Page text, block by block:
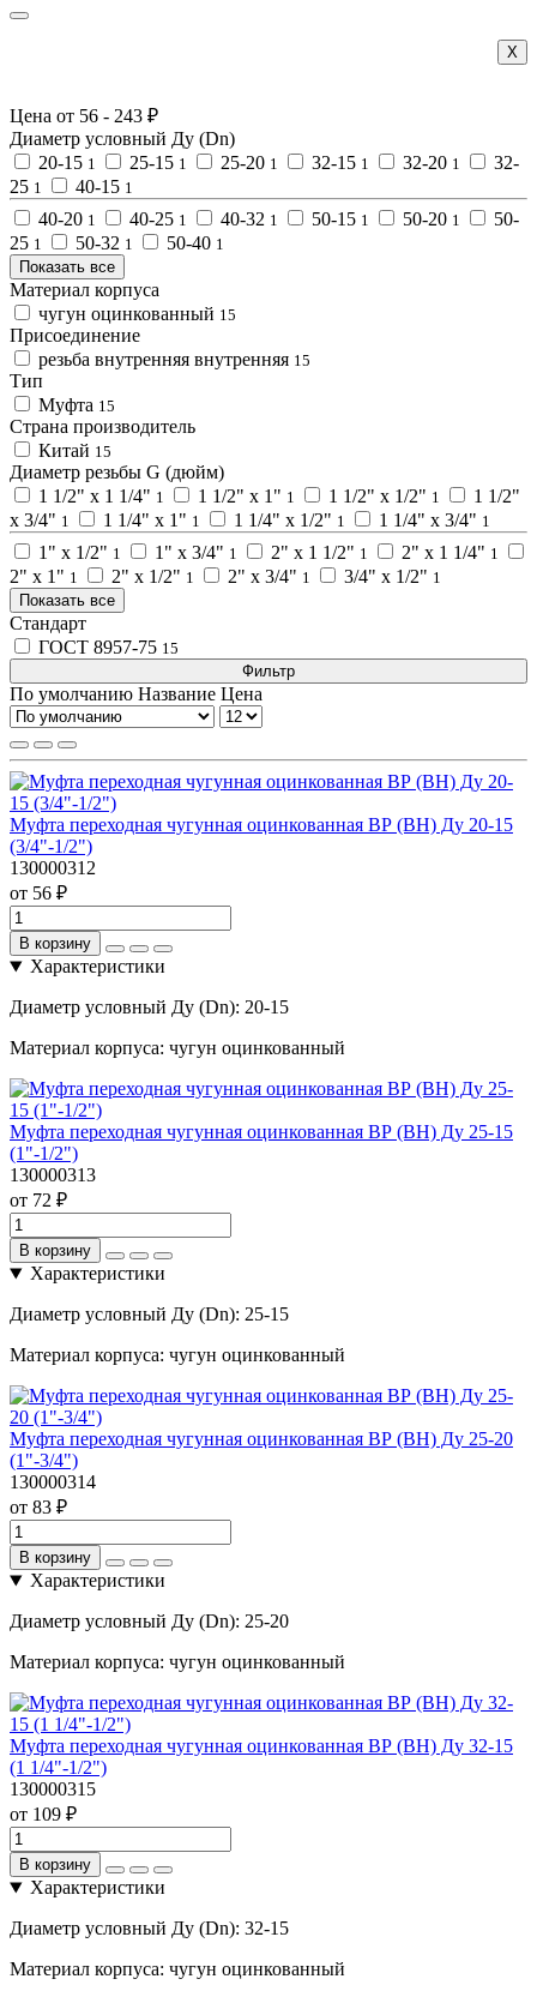
Х
Цена от 56 - 243 ₽
Диаметр условный Ду (Dn)
20-15 1 25-15 1 25-20 1 32-15 1 32-20 1
32-
25 1 40-15 1
40-20 1 40-25 1 40-32 1 50-15 1 50-20 1
50-
25 1 50-32 1 50-40 1
Показать все
Материал корпуса
чугун оцинкованный 15
Присоединение
резьба внутренняя внутренняя 15
Тип
Муфта 15
Страна производитель
Китай 15
Диаметр резьбы G (дюйм)
1 1/2" х 1 1/4" 1 1 1/2" х 1" 1 1 1/2" х 1/2" 1
1 1/2"
х 3/4" 1 1 1/4" х 1" 1 1 1/4" х 1/2" 1 1 1/4" х 3/4" 1
1" х 1/2" 1 1" х 3/4" 1 2" х 1 1/2" 1 2" х 1 1/4" 1
2" х 1" 1 2" х 1/2" 1 2" х 3/4" 1 3/4" х 1/2" 1
Показать все
Стандарт
ГОСТ 8957-75 15
Фильтр
По умолчанию Название Цена
Муфта переходная чугунная оцинкованная ВР (ВН) Ду 20-15
(3/4"-1/2")
130000312
от 56 ₽
В корзину
Характеристики
Диаметр условный Ду (Dn): 20-15
Материал корпуса: чугун оцинкованный
Муфта переходная чугунная оцинкованная ВР (ВН) Ду 25-15
(1"-1/2")
130000313
от 72 ₽
В корзину
Характеристики
Диаметр условный Ду (Dn): 25-15
Материал корпуса: чугун оцинкованный
Муфта переходная чугунная оцинкованная ВР (ВН) Ду 25-20
(1"-3/4")
130000314
от 83 ₽
В корзину
Характеристики
Диаметр условный Ду (Dn): 25-20
Материал корпуса: чугун оцинкованный
Муфта переходная чугунная оцинкованная ВР (ВН) Ду 32-15
(1 1/4"-1/2")
130000315
от 109 ₽
В корзину
Характеристики
Диаметр условный Ду (Dn): 32-15
Материал корпуса: чугун оцинкованный